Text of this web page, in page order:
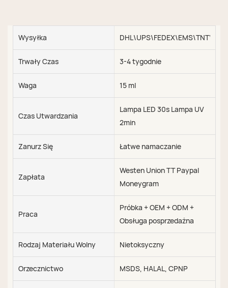
Wysyłka
Trwały Czas 3-4 tygodnie
Waga 15 ml
Czas Utwardzania
Lampa LED 30s Lampa UV
2min
Zanurz Się Łatwe namaczanie
Zapłata
Westen Union TT Paypal
Moneygram
Praca
Próbka + OEM + ODM +
Obsługa posprzedażna
Rodzaj Materiału Wolny Nietoksyczny
Orzecznictwo MSDS, HALAL, CPNP